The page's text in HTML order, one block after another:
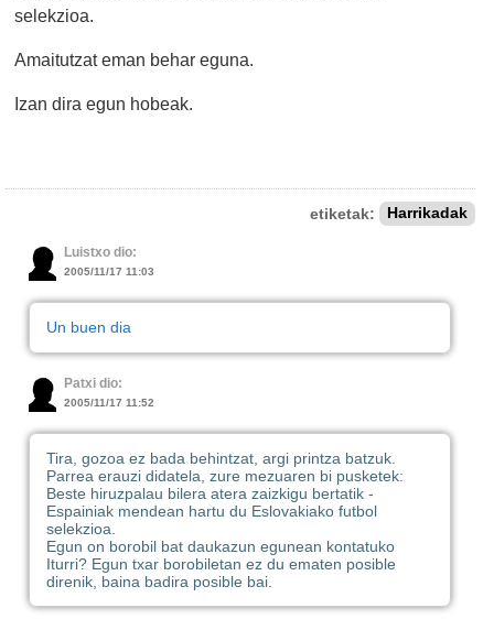
selekzioa.
Amaitutzat eman behar eguna.
Izan dira egun hobeak.
etiketak: Harrikadak
Luistxo dio:
2005/11/17 11:03
Un buen dia
Patxi dio:
2005/11/17 11:52
Tira, gozoa ez bada behintzat, argi printza batzuk.
Parrea erauzi didatela, zure mezuaren bi pusketek:
Beste hiruzpalau bilera atera zaizkigu bertatik -
Espainiak mendean hartu du Eslovakiako futbol
selekzioa.
Egun on borobil bat daukazun egunean kontatuko
Iturri? Egun txar borobiletan ez du ematen posible
direnik, baina badira posible bai.